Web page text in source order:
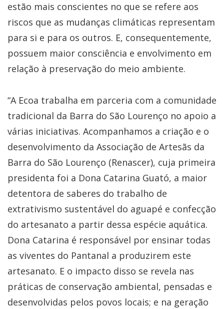
estão mais conscientes no que se refere aos
riscos que as mudanças climáticas representam
para si e para os outros. E, consequentemente,
possuem maior consciência e envolvimento em
relação à preservação do meio ambiente.
“A Ecoa trabalha em parceria com a comunidade
tradicional da Barra do São Lourenço no apoio a
várias iniciativas. Acompanhamos a criação e o
desenvolvimento da Associação de Artesãs da
Barra do São Lourenço (Renascer), cuja primeira
presidenta foi a Dona Catarina Guató, a maior
detentora de saberes do trabalho de
extrativismo sustentável do aguapé e confecção
do artesanato a partir dessa espécie aquática.
Dona Catarina é responsável por ensinar todas
as viventes do Pantanal a produzirem este
artesanato. E o impacto disso se revela nas
práticas de conservação ambiental, pensadas e
desenvolvidas pelos povos locais; e na geração